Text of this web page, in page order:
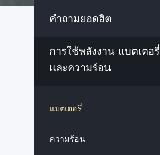
คำถามยอดฮิต
การใช้พลังงาน แบตเตอรี่
และความร้อน
แบตเตอรี่
ความร้อน